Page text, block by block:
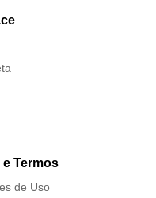
Termos
de Uso